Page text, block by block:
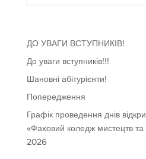
ДО УВАГИ ВСТУПНИКІВ!
До уваги вступників!!!
Шановні абітурієнти!
Попередження
Графік проведення днів
«Фаховий коледж мистецтв
2026